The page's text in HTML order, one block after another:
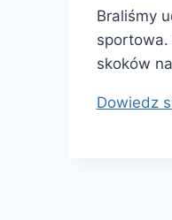
Braliśmy
sportowa.
skoków
Dowiedz